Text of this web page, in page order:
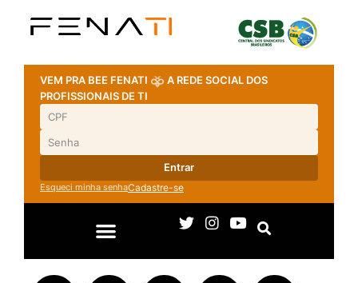
VEM PRA BEE FENATI
A REDE SOCIAL DOS
PROFISSIONAIS DE TI
Entrar
Esqueci minha senhaCadastre-se